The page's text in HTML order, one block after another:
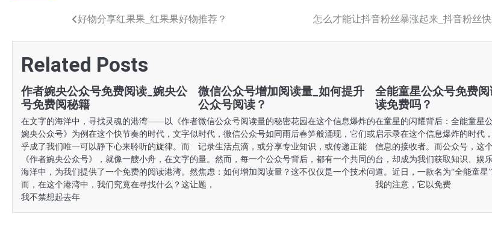
章
导
航
好物分享红果果_红果果好物推荐？ 怎么才能让抖音粉丝暴涨起来_抖音粉丝
Related Posts
作者婉央公众号免费阅读_婉央公
号免费阅秘籍
在文字的海洋中，寻找灵魂的港湾——以《作者
婉央公众号》为例在这个快节奏的时代，文字似
乎成了我们唯一可以静下心来聆听的旋律。而
《作者婉央公众号》，就像一艘小舟，在文字的
海洋中，为我们提供了一个免费的阅读港湾。然
而，在这个港湾中，我们究竟在寻找什么？这让
我不禁想起去年
微信公众号增加阅读量_如何提升
公众号阅读？
微信公众号阅读量的秘密花园在这个信息爆炸的
时代，微信公众号如同雨后春笋般涌现，它们或
记录生活点滴，或分享专业知识，或传递正能
量。然而，每一个公众号背后，都有一个共同的
焦虑：如何增加阅读量？这不仅仅是一个技术问
题，
全能童星公众号免费
读免费吗？
在童星的闪耀背后：全能童星
启示录在这个信息爆炸的时代
信息的接收者。而公众号，这
台，却成为我们获取知识、娱
道。近日，一款名为“全能童星
我的注意，它以免费